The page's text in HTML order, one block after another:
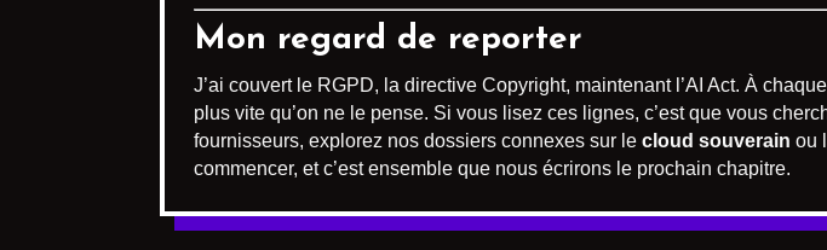
Mon regard de reporter
J’ai couvert le RGPD, la directive Copyright, maintenant l’AI Act. À
plus vite qu’on ne le pense. Si vous lisez ces lignes, c’est que vous
fournisseurs, explorez nos dossiers connexes sur le cloud souverain ou
commencer, et c’est ensemble que nous écrirons le prochain chapitre.